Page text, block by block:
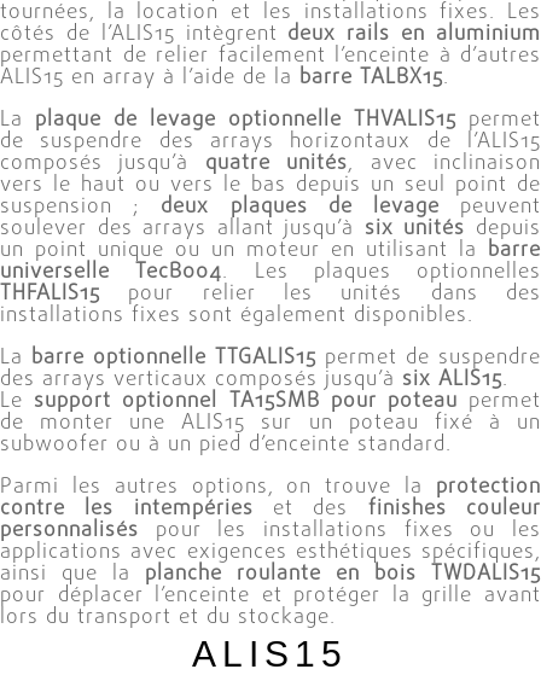
tournées, la location et les installations fixes. Les
côtés de l’ALIS15 intègrent deux rails en aluminium
permettant de relier facilement l’enceinte à d’autres
ALIS15 en array à l’aide de la barre TALBX15.
La plaque de levage optionnelle THVALIS15 permet
de suspendre des arrays horizontaux de l’ALIS15
composés jusqu’à quatre unités, avec inclinaison
vers le haut ou vers le bas depuis un seul point de
suspension ; deux plaques de levage peuvent
soulever des arrays allant jusqu’à six unités depuis
un point unique ou un moteur en utilisant la barre
universelle TecB004. Les plaques optionnelles
THFALIS15 pour relier les unités dans des
installations fixes sont également disponibles.
La barre optionnelle TTGALIS15 permet de suspendre
des arrays verticaux composés jusqu’à six ALIS15.
Le support optionnel TA15SMB pour poteau permet
de monter une ALIS15 sur un poteau fixé à un
subwoofer ou à un pied d’enceinte standard.
Parmi les autres options, on trouve la protection
contre les intempéries et des finishes couleur
personnalisés pour les installations fixes ou les
applications avec exigences esthétiques spécifiques,
ainsi que la planche roulante en bois TWDALIS15
pour déplacer l’enceinte et protéger la grille avant
lors du transport et du stockage.
ALIS15